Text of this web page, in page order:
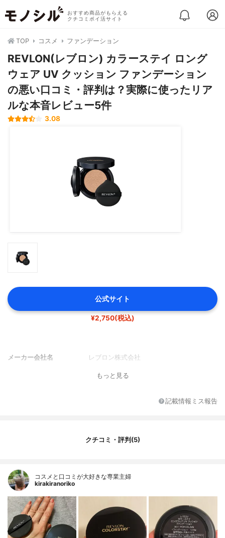
おすすめ商品がもらえる
クチコミポイ活サイト
TOP コスメ ファンデーション
REVLON(レブロン) カラーステイ ロング
ウェア UV クッション ファンデーション
の悪い口コミ・評判は？実際に使ったリア
ルな本音レビュー5件
3.08
公式サイト
¥2,750(税込)
メーカー会社名 レブロン株式会社
もっと見る
記載情報ミス報告
クチコミ・評判(5)
コスメと口コミが大好きな専業主婦
kirakiranoriko